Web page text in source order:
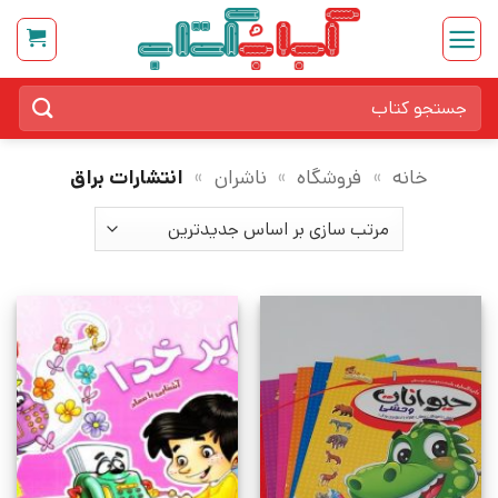
Skip
content
برای:
خانه » فروشگاه » ناشران » انتشارات براق